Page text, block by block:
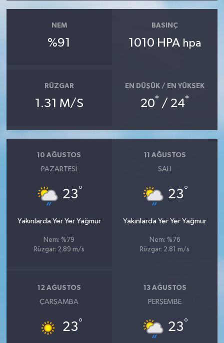
NEM
%91
BASINÇ
1010 HPA hpa
RÜZGAR
1.31 M/S
EN DÜŞÜK / EN YÜKSEK
20° / 24°
10 AĞUSTOS
PAZARTESI
23°
Yakınlarda Yer Yer Yağmur
Nem: %79
Rüzgar: 2.89 m/s
11 AĞUSTOS
SALI
23°
Yakınlarda Yer Yer Yağmur
Nem: %76
Rüzgar: 2.81 m/s
12 AĞUSTOS
ÇARŞAMBA
23°
13 AĞUSTOS
PERŞEMBE
23°